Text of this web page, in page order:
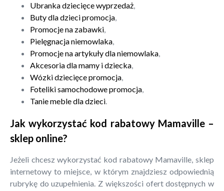
Ubranka dziecięce wyprzedaż,
Buty dla dzieci promocja,
Promocje na zabawki,
Pielęgnacja niemowlaka,
Promocje na artykuły dla niemowlaka,
Akcesoria dla mamy i dziecka,
Wózki dziecięce promocja,
Foteliki samochodowe promocja,
Tanie meble dla dzieci.
Jak wykorzystać kod rabatowy Mamaville –
sklep online?
Jeżeli chcesz wykorzystać kod rabatowy Mamaville, sklep
internetowy to miejsce, w którym znajdziesz odpowiednią
rubrykę do uzupełnienia. Z większości ofert dostępnych w